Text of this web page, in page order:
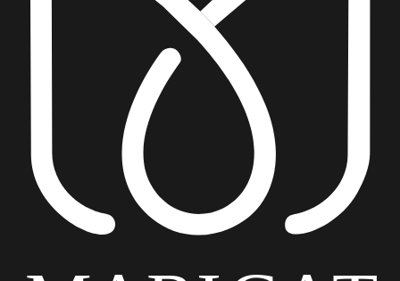
iluminación o pantalla
Producto se entrega desarmado para armado
mesa de centro vidrio templado, mesa centro
dorada, mesa redonda moderna, mesa living
elegante, mesa centro glam, mesa vidrio dorada,
mesa centro contemporánea, mesa acero dorado,
mesa living premium, mesa decorativa moderna,
mesa redonda vidrio, mesa centro moderna chile,
mesa centro lujo, mesa living glam, mesa vidrio